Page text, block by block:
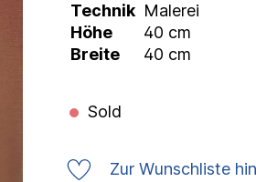
Technik Malerei
Höhe
40 cm
Breite
40 cm
Sold
Zur Wunschliste